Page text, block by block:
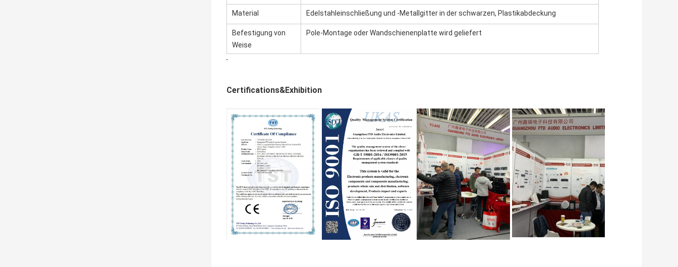
Material Edelstahleinschließung und -Metallgitter in der schwarzen, Plastikabdeckung
Befestigung von
Weise
Pole-Montage oder Wandschienenplatte wird geliefert
Certifications&Exhibition